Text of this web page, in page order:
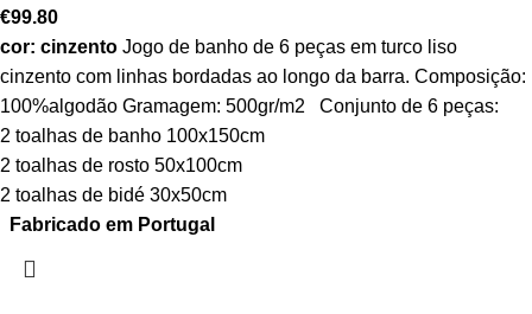
€99.80
cor: cinzento Jogo de banho de 6 peças em turco liso
cinzento com linhas bordadas ao longo da barra. Composição:
100%algodão Gramagem: 500gr/m2 Conjunto de 6 peças:
2 toalhas de banho 100x150cm
2 toalhas de rosto 50x100cm
2 toalhas de bidé 30x50cm
Fabricado em Portugal